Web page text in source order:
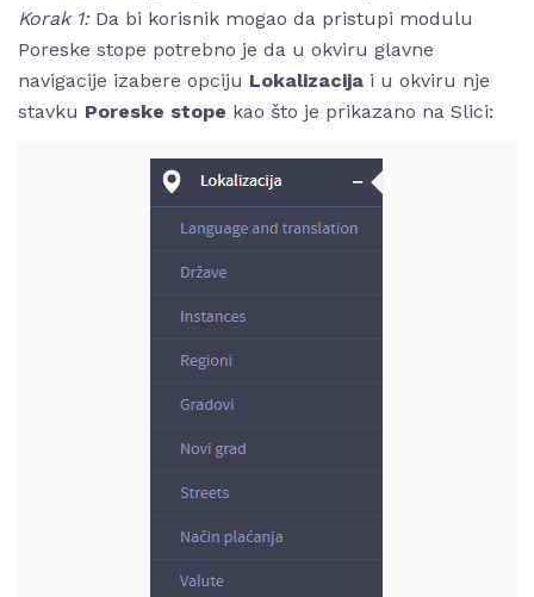
Korak 1:Da bi korisnik mogao da pristupi modulu
Poreske stope potrebno je da u okviru glavne
navigacije izabere opciju Lokalizacija i u okviru nje
stavku Poreske stope kao što je prikazano na Slici: